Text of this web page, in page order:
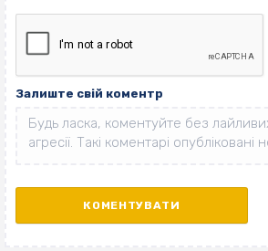
Залиште свій коментр